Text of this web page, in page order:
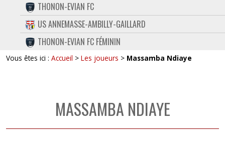
CONTACT
FACEBOOK
TWITTER
THONON-EVIAN FC
US ANNEMASSE-AMBILLY-GAILLARD
THONON-EVIAN FC FÉMININ
Vous êtes ici : Accueil > Les joueurs > Massamba Ndiaye
MASSAMBA NDIAYE